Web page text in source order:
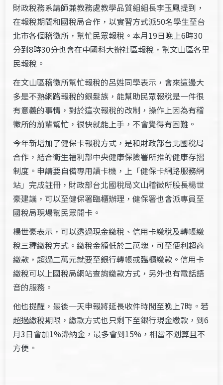
財政稅務系講師兼教務處教學品質組組長李玉鳳提到，
在報稅期間和國稅局合作，以實習方式派50名學生至台
北市各個稽徵所，幫忙民眾報稅。本月19日晚上6時30
分到8時30分也會在中國科大辦社區報稅，幫文山區各里
民報稅。
在文山區稽徵所幫忙報稅的呂姓同學表示，會來這邊大
多是不熟網路報稅的銀髮族，能幫助民眾報稅是一件很
有意義的事情，對於這次報稅的改制，操作上因為有稽
徵所的前輩幫忙，很快就能上手，不會覺得有困難。
今年新增加了健保卡報稅方式，是和財政部台北國稅局
合作，結合衛生福利部中央健康保險署所推的健康存摺
制度。申請要自備專用讀卡機，上「健保卡網路服務網
站」完成註冊，財政部台北國稅局文山稽徵所股長楊世
豪建議，可以至健保署臨櫃辦理，健保署也會派專員至
國稅局現場幫民眾開卡。
楊世豪表示，可以透過現金繳稅、信用卡繳稅及轉帳繳
稅三種繳稅方式。繳稅金額低於二萬塊，可至便利超商
繳款，超過二萬元就要至銀行轉帳或臨櫃繳款。信用卡
繳稅可以上國稅局網站查詢繳款方式，另外也有電話語
音的服務。
他也提醒，最後一天申報將延長收件時間至晚上7時。若
超過繳稅期限，繳款方式也只剩下至銀行現金繳款，到6
月3日會加1%滯納金，最多會到15%，相當不划算且不
方便。